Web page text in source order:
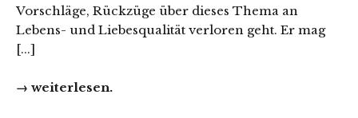
Vorschläge, Rückzüge über dieses Thema an
Lebens- und Liebesqualität verloren geht. Er mag
[...]
→ weiterlesen.